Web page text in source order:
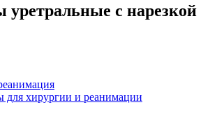
с нарезкой
для хирургии и реанимации